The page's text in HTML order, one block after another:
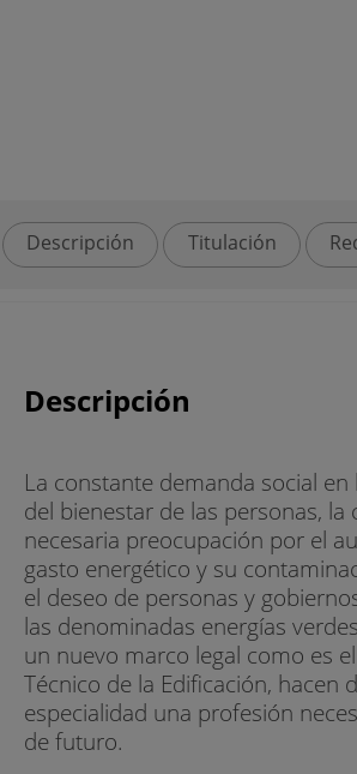
Descripción Titulación
Descripción
La constante demanda social
del bienestar de las personas, la
necesaria preocupación por el
gasto energético y su
el deseo de personas y
las denominadas energías
un nuevo marco legal como es
Técnico de la Edificación, hacen
especialidad una profesión
de futuro.